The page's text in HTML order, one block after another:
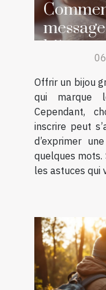
bijou
Offrir un bijou
qui marque
Cependant,
inscrire peut
d’exprimer
quelques mots.
les astuces qui